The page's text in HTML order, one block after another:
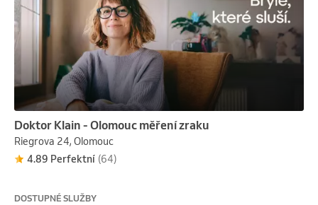
Doktor Klain - Olomouc měření zraku
Riegrova 24, Olomouc
4.89 Perfektní (64)
DOSTUPNÉ SLUŽBY